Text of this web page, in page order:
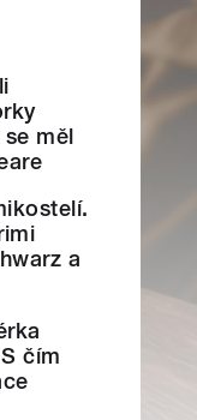
měl
a
čím